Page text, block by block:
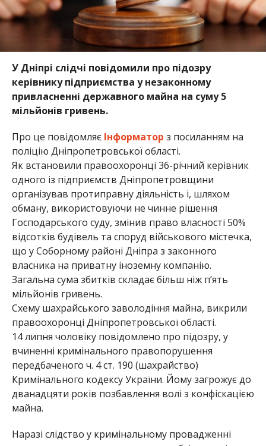
У Дніпрі слідчі повідомили про підозру
керівнику підприємства у незаконному
привласненні державного майна на суму 5
мільйонів гривень.
Про це повідомляє Інформатор з посиланням на
поліцію Дніпропетровської області.
Як встановили правоохоронці 36-річний керівник
одного із підприємств Дніпропетровщини
організував протиправну діяльність і, шляхом
обману, використовуючи не чинне рішення
Господарського суду, змінив право власності 50%
відсотків будівель та споруд військового містечка,
що у Соборному районі Дніпра з законного
власника на приватну іноземну компанію.
Загальна сума збитків складає більш ніж п’ять
мільйонів гривень.
Схему шахрайського заволодіння майна, викрили
правоохоронці Дніпропетровської області.
14 липня чоловіку повідомлено про підозру, у
вчиненні кримінального правопорушення
передбаченого ч. 4 ст. 190 (шахрайство)
Кримінального кодексу України. Йому загрожує до
дванадцяти років позбавлення волі з конфіскацією
майна.
Наразі слідство у кримінальному провадженні